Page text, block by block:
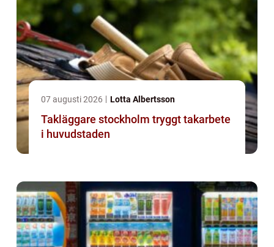
07 augusti 2026 Lotta Albertsson
Takläggare stockholm tryggt takarbete
i huvudstaden